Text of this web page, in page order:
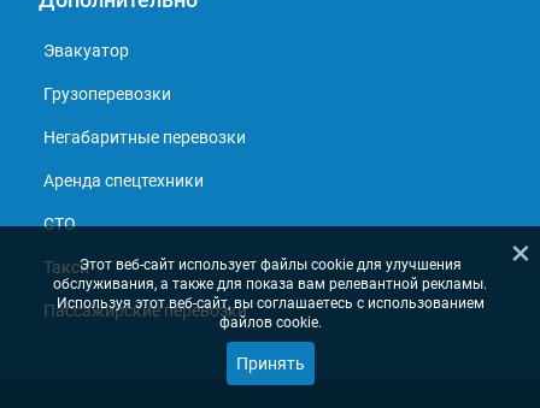
Эвакуатор
Грузоперевозки
Негабаритные перевозки
Аренда спецтехники
СТО
Такси
Пассажирские перевозки
×
Этот веб-сайт использует файлы cookie для улучшения
обслуживания, а также для показа вам релевантной рекламы.
Используя этот веб-сайт, вы соглашаетесь с использованием
файлов cookie.
Принять